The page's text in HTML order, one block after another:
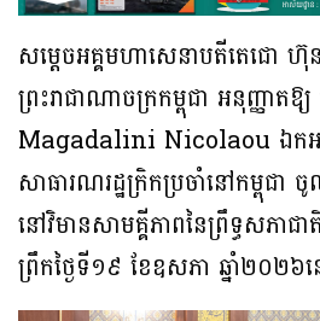
សម្តេចអគ្គមហាសេនាបតីតេជោ ហ៊ុ
ព្រះរាជាណាចក្រកម្ពុជា អនុញ្ញាត
Magadalini Nicolaou ឯកអគ្គ
សាធារណរដ្ឋក្រិកប្រចាំនៅកម្ពុជា
នៅវិមានសាមគ្គីភាពនៃព្រឹទ្ធសភាជ
ព្រឹកថ្ងៃទី១៩ ខែឧសភា ឆ្នាំ២០២៦